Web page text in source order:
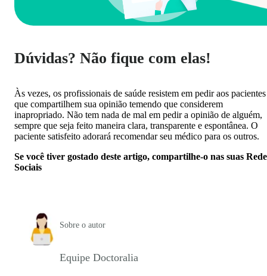
Dúvidas? Não fique com elas!
Às vezes, os profissionais de saúde resistem em pedir aos pacientes
que compartilhem sua opinião temendo que considerem
inapropriado. Não tem nada de mal em pedir a opinião de alguém,
sempre que seja feito maneira clara, transparente e espontânea. O
paciente satisfeito adorará recomendar seu médico para os outros.
Se você tiver gostado deste artigo, compartilhe-o nas suas
Sociais
Sobre o autor
Equipe Doctoralia